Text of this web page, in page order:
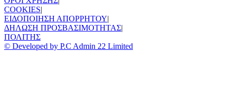
COOKIES|
ΕΙΔΟΠΟΙΗΣΗ ΑΠΟΡΡΗΤΟΥ|
ΔΗΛΩΣΗ ΠΡΟΣΒΑΣΙΜΟΤΗΤΑΣ|
ΠΟΛΙΤΗΣ
© Developed by P.C Admin 22 Limited